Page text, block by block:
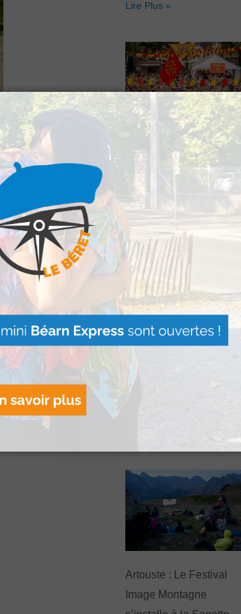
Lire Plus »
Hestiv’Òc : Les férias
Béarnaises font leur
grand retour à Pau
Lire Plus »
offert par Version
Voyages pour les grands
Artouste : Le Festival
Image Montagne